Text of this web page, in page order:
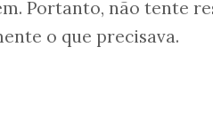
Portanto, não tente
o que precisava.